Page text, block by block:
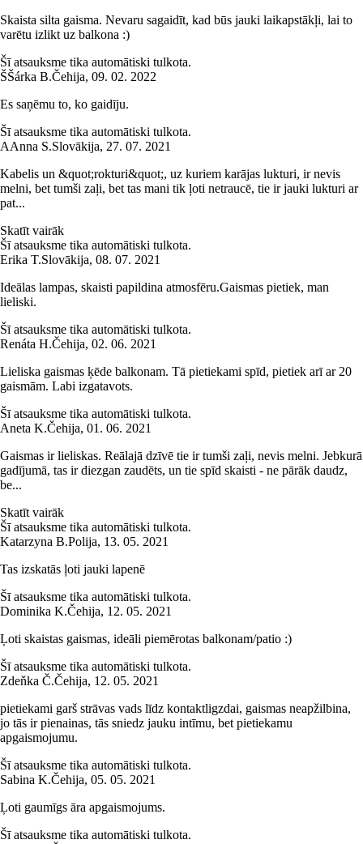
Skaista silta gaisma. Nevaru sagaidīt, kad būs jauki laikapstākļi, lai to
varētu izlikt uz balkona :)
Šī atsauksme tika automātiski tulkota.
ŠŠárka B.Čehija, 09. 02. 2022
Es saņēmu to, ko gaidīju.
Šī atsauksme tika automātiski tulkota.
AAnna S.Slovākija, 27. 07. 2021
Kabelis un &quot;rokturi&quot;, uz kuriem karājas lukturi, ir nevis
melni, bet tumši zaļi, bet tas mani tik ļoti netraucē, tie ir jauki lukturi ar
pat...
Skatīt vairāk
Šī atsauksme tika automātiski tulkota.
Erika T.Slovākija, 08. 07. 2021
Ideālas lampas, skaisti papildina atmosfēru.Gaismas pietiek, man
lieliski.
Šī atsauksme tika automātiski tulkota.
Renáta H.Čehija, 02. 06. 2021
Lieliska gaismas ķēde balkonam. Tā pietiekami spīd, pietiek arī ar 20
gaismām. Labi izgatavots.
Šī atsauksme tika automātiski tulkota.
Aneta K.Čehija, 01. 06. 2021
Gaismas ir lieliskas. Reālajā dzīvē tie ir tumši zaļi, nevis melni. Jebkurā
gadījumā, tas ir diezgan zaudēts, un tie spīd skaisti - ne pārāk daudz,
be...
Skatīt vairāk
Šī atsauksme tika automātiski tulkota.
Katarzyna B.Polija, 13. 05. 2021
Tas izskatās ļoti jauki lapenē
Šī atsauksme tika automātiski tulkota.
Dominika K.Čehija, 12. 05. 2021
Ļoti skaistas gaismas, ideāli piemērotas balkonam/patio :)
Šī atsauksme tika automātiski tulkota.
Zdeňka Č.Čehija, 12. 05. 2021
pietiekami garš strāvas vads līdz kontaktligzdai, gaismas neapžilbina,
jo tās ir pienainas, tās sniedz jauku intīmu, bet pietiekamu
apgaismojumu.
Šī atsauksme tika automātiski tulkota.
Sabina K.Čehija, 05. 05. 2021
Ļoti gaumīgs āra apgaismojums.
Šī atsauksme tika automātiski tulkota.